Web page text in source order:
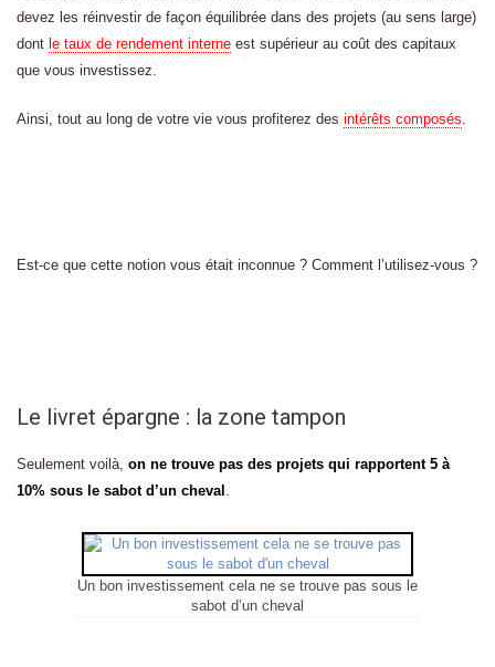
devez les réinvestir de façon équilibrée dans des projets (au sens large)
dont le taux de rendement interne est supérieur au coût des capitaux
que vous investissez.
Ainsi, tout au long de votre vie vous profiterez des intérêts composés.
Est-ce que cette notion vous était inconnue ? Comment l’utilisez-vous ?
Le livret épargne : la zone tampon
Seulement voilà, on ne trouve pas des projets qui rapportent 5 à
10% sous le sabot d’un cheval .
Un bon investissement cela ne se trouve pas sous le
sabot d’un cheval